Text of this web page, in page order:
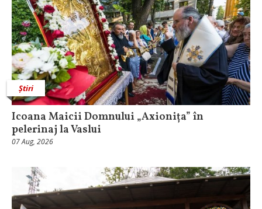
Știri
Icoana Maicii Domnului „Axionița” în
pelerinaj la Vaslui
07 Aug, 2026